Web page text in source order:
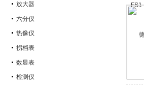
放大器
六分仪
热像仪
拐档表
数显表
检测仪